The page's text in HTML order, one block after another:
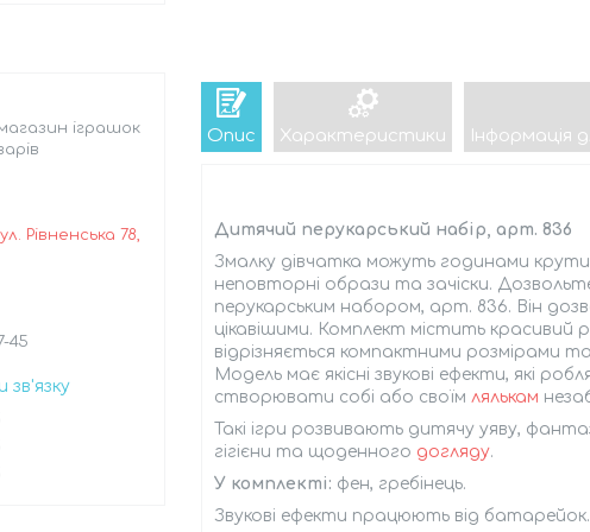
Опис Характеристики Інформація
Дитячий перукарський набір, арт. 836
Змалку дівчатка можуть годинами
неповторні образи та зачіски.
перукарським набором, арт. 836. Він
цікавішими. Комплект містить красивий
відрізняється компактними розмірами
Модель має якісні звукові ефекти, які
створювати собі або своїм лялькам
Такі ігри розвивають дитячу уяву,
гігієни та щоденного догляду.
У комплекті: фен, гребінець.
Звукові ефекти працюють від батарейок.
іграшок
Рівненська 78,
45